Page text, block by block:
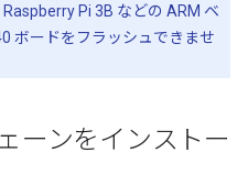
Pi 3B などの ARM ベ
ボードをフラッシュできませ
ーンをインストー